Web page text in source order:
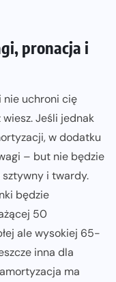
pronacja i
nie uchroni cię
Jeśli jednak
w dodatku
– but nie będzie
sztywny i twardy.
będzie
50
ale wysokiej 65-
inna dla
ma